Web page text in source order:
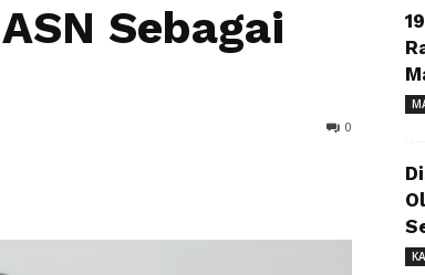
Sebagai
0